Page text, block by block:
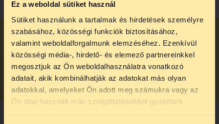
Ez a weboldal sütiket használ
Sütiket használunk a tartalmak és hirdetések személyre
szabásához, közösségi funkciók biztosításához,
valamint weboldalforgalmunk elemzéséhez. Ezenkívül
közösségi média-, hirdető- és elemező partnereinkkel
megosztjuk az Ön weboldalhasználatra vonatkozó
adatait, akik kombinálhatják az adatokat más olyan
adatokkal, amelyeket Ön adott meg számukra vagy az
Ön által használt más szolgáltatásokból gyűjtöttek.
Meddig tart az ideiglenes hatályú elhelyezés?
TOVÁBB
TELEFONOS JOGSEGÉLY
SZÜNET!